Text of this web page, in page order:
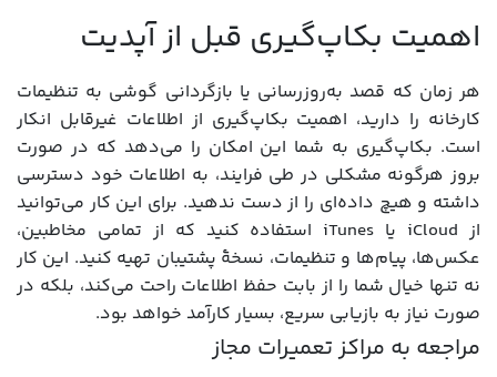
اهمیت بکاپ‌گیری قبل از آپدیت
هر زمان که قصد به‌روزرسانی یا بازگردانی گوشی به تنظیمات
کارخانه را دارید، اهمیت بکاپ‌گیری از اطلاعات غیرقابل انکار
است. بکاپ‌گیری به شما این امکان را می‌دهد که در صورت
بروز هرگونه مشکلی در طی فرایند، به اطلاعات خود دسترسی
داشته و هیچ داده‌ای را از دست ندهید. برای این کار می‌توانید
از iCloud یا iTunes استفاده کنید که از تمامی مخاطبین،
عکس‌ها، پیام‌ها و تنظیمات، نسخۀ پشتیبان تهیه کنید. این کار
نه تنها خیال شما را از بابت حفظ اطلاعات راحت می‌کند، بلکه در
صورت نیاز به بازیابی سریع، بسیار کارآمد خواهد بود.
مراجعه به مراکز تعمیرات مجاز